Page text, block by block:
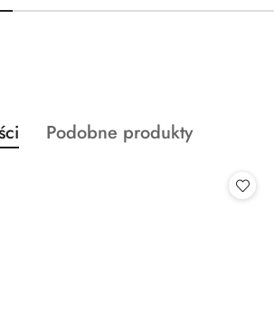
produktów
Produkty
Podobne produkty